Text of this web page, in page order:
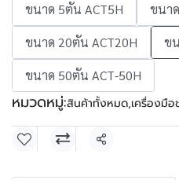
ขนาด 5ตัน ACT5H
ขนา
ขนาด 20ตัน ACT20H
ข
ขนาด 50ตัน ACT-50H
หมวดหมู่:สินค้าทั้งหมด,เครื่องมือ
แชร์